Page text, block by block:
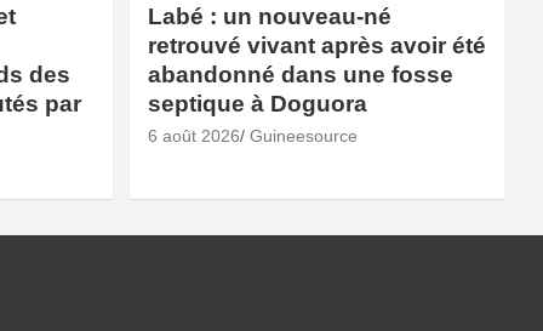
des
par
Labé : un nouveau-né
retrouvé vivant après avoir été
abandonné dans une fosse
septique à Doguora
6 août 2026 Guineesource